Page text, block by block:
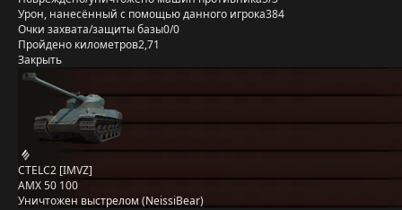
Урон, нанесённый с помощью данного игрока384
Очки захвата/защиты базы0/0
Пройдено километров2,71
Закрыть
CTELC2 [IMVZ]
AMX 50 100
Уничтожен выстрелом (NeissiBear)